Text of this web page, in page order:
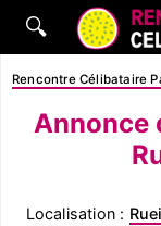
🔍
Rencontre Célibataire
Annonce
Localisation :